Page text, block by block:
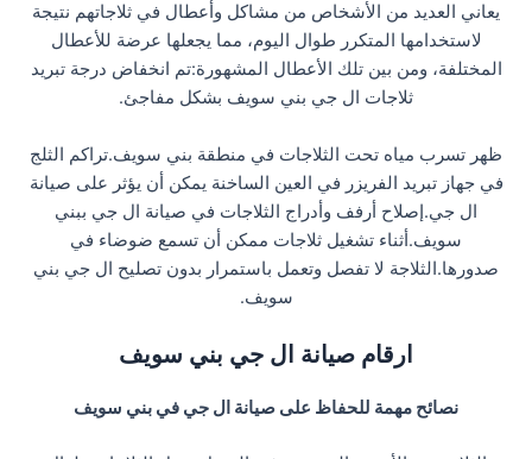
يعاني العديد من الأشخاص من مشاكل وأعطال في ثلاجاتهم نتيجة
لاستخدامها المتكرر طوال اليوم، مما يجعلها عرضة للأعطال
المختلفة، ومن بين تلك الأعطال المشهورة:تم انخفاض درجة تبريد
ثلاجات ال جي بني سويف بشكل مفاجئ.
ظهر تسرب مياه تحت الثلاجات في منطقة بني سويف.تراكم الثلج
في جهاز تبريد الفريزر في العين الساخنة يمكن أن يؤثر على صيانة
ال جي.إصلاح أرفف وأدراج الثلاجات في صيانة ال جي ببني
سويف.أثناء تشغيل ثلاجات ممكن أن تسمع ضوضاء في
صدورها.الثلاجة لا تفصل وتعمل باستمرار بدون تصليح ال جي بني
سويف.
ارقام صيانة ال جي بني سويف
نصائح مهمة للحفاظ على صيانة ال جي في بني سويف